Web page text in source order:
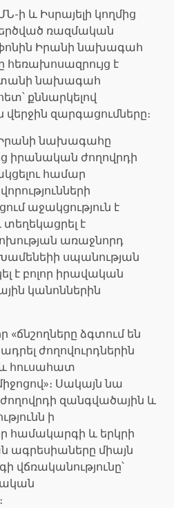
ի և Իսրայելի կողմից
ռազմական
ֆոնին Իրանի նախագահ
հեռախոսազրույց է
նախագահ
քննարկելով
զարգացումները։
Իրանի նախագահը
իրանական ժողովրդի
համար
աջակցություն է
է
առաջնորդ
Խամենեիի սպանության
է բոլոր իրավական
կանոններին
«ճնշողները ձգտում են
ժողովուրդներին
և հուսահատ
Սակայն նա
ժողովրդի զանգվածային և
ի
համակարգի և երկրի
ագրեսիաները միայն
վճռականությունը՝